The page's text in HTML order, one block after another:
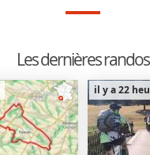
Les dernières randos
il y a 22